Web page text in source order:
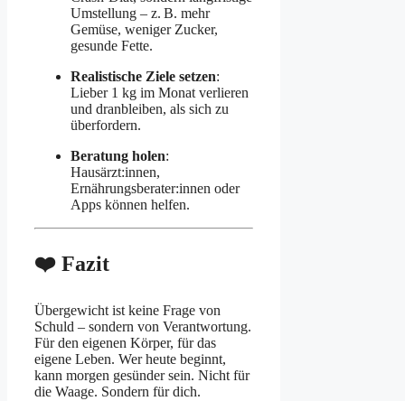
Umstellung – z. B. mehr
Gemüse, weniger Zucker,
gesunde Fette.
Realistische Ziele setzen:
Lieber 1 kg im Monat verlieren
und dranbleiben, als sich zu
überfordern.
Beratung holen:
Hausärzt:innen,
Ernährungsberater:innen oder
Apps können helfen.
❤️ Fazit
Übergewicht ist keine Frage von
Schuld – sondern von Verantwortung.
Für den eigenen Körper, für das
eigene Leben. Wer heute beginnt,
kann morgen gesünder sein. Nicht für
die Waage. Sondern für dich.